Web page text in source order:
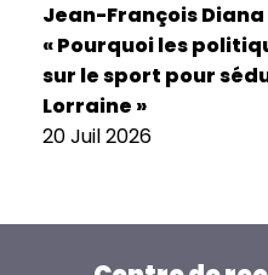
Jean-François Diana
« Pourquoi les
sur le sport pour
Lorraine »
20 Juil 2026